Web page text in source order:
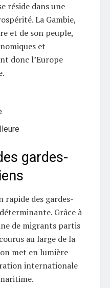
réside dans une
La Gambie,
et de son peuple,
et
donc l’Europe
gardes-
des gardes-
Grâce à
de migrants partis
au large de la
met en lumière
internationale